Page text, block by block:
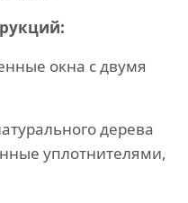
окна с двумя
дерева
уплотнителями,